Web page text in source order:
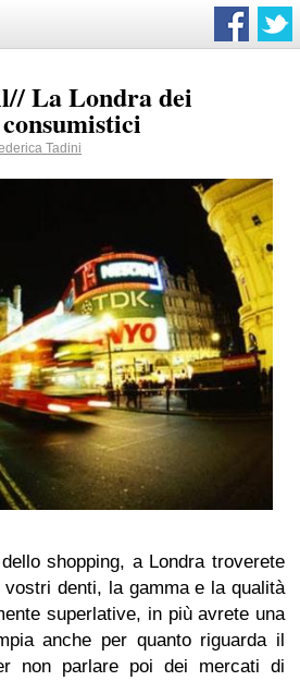
La Londra dei
Tadini
shopping, a Londra troverete
denti, la gamma e la qualità
superlative, in più avrete una
anche per quanto riguarda il
non parlare poi dei mercati di